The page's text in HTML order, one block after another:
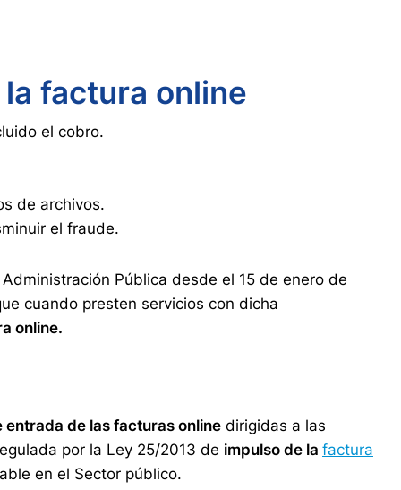
factura online
el cobro.
de archivos.
el fraude.
Pública desde el 15 de enero de
cuando presten servicios con dicha
online.
entrada de las facturas online dirigidas a las
por la Ley 25/2013 de impulso de la factura
en el Sector público.